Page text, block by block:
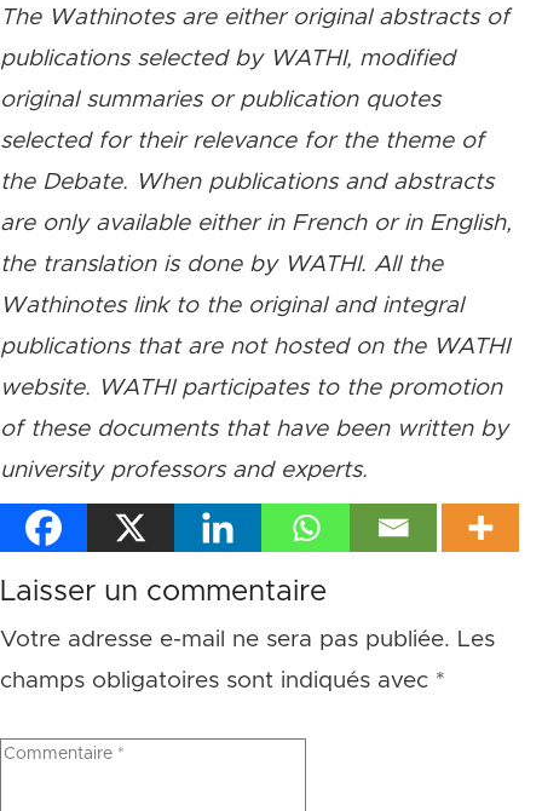
The Wathinotes are either original abstracts of
publications selected by WATHI, modified
original summaries or publication quotes
selected for their relevance for the theme of
the Debate. When publications and abstracts
are only available either in French or in English,
the translation is done by WATHI. All the
Wathinotes link to the original and integral
publications that are not hosted on the WATHI
website. WATHI participates to the promotion
of these documents that have been written by
university professors and experts.
Laisser un commentaire
Votre adresse e-mail ne sera pas publiée. Les
champs obligatoires sont indiqués avec *